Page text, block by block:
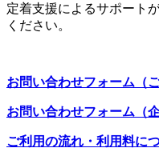
定着支援によるサポート
ください。
お問い合わせフォーム（
お問い合わせフォーム（企
ご利用の流れ・利用料に